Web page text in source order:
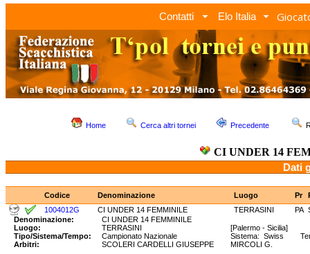
Contatti Elo Italia
Home Cerca altri tornei Precedente
CI UNDER 14
Dati
Codice Denominazione Luogo Pr
1004012G
CI UNDER 14 FEMMINILE TERRASINI PA
Denominazione:
CI UNDER 14 FEMMINILE
Luogo:
TERRASINI
[Palermo - Sicilia]
Tipo/Sistema/Tempo:
Campionato Nazionale
Sistema: Swiss
Arbitri:
SCOLERI CARDELLI GIUSEPPE MIRCOLI G.